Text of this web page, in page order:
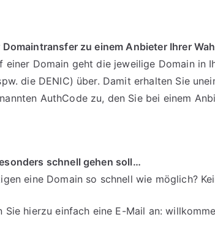
Domaintransfer zu einem Anbieter Ihrer
einer Domain geht die jeweilige Domain in
die DENIC) über. Damit erhalten Sie
AuthCode zu, den Sie bei einem
schnell gehen soll…
eine Domain so schnell wie möglich?
Sie hierzu einfach eine E-Mail an: